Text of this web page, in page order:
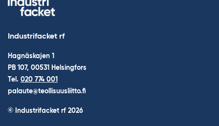
Industrifacket rf
Hagnäskajen 1
PB 107, 00531 Helsingfors
Tel. 020 774 001
palaute@teollisuusliitto.fi
© Industrifacket rf 2026